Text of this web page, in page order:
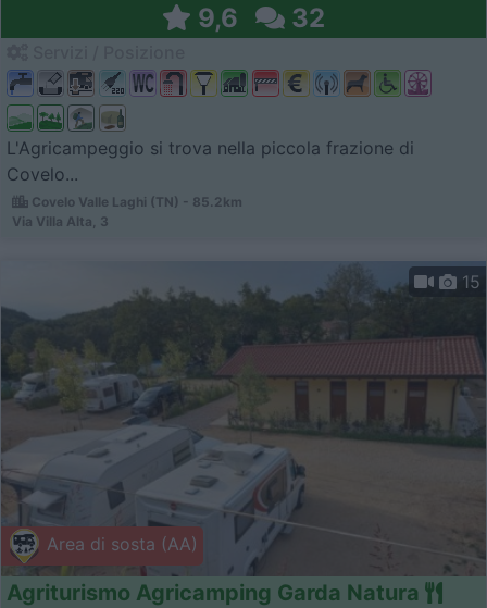
9,6 32
L'Agricampeggio si trova nella piccola frazione di
Covelo...
Covelo Valle Laghi (TN) - 85.2km
Via Villa Alta, 3
Area di sosta (AA)
15
Agriturismo Agricamping Garda Natura